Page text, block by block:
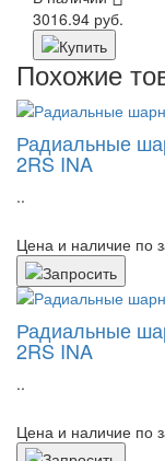
3016.94 руб.
Похожие
Радиальные
2RS INA
..
Цена и наличие по
Радиальные
2RS INA
..
Цена и наличие по